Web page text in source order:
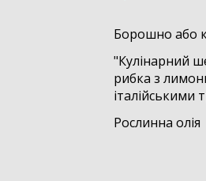
Борошно або
"Кулінарний
рибка з
італійськими
Рослинна олія